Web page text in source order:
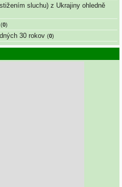
sluchu) z Ukrajiny ohledně
(0)
30 rokov (0)